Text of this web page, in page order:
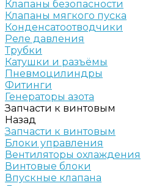
Клапаны безопасности
Клапаны мягкого пуска
Конденсатоотводчики
Реле давления
Трубки
Катушки и разъёмы
Пневмоцилиндры
Фитинги
Генераторы азота
Запчасти к винтовым
Назад
Запчасти к винтовым
Блоки управления
Вентиляторы охлаждения
Винтовые блоки
Впускные клапана